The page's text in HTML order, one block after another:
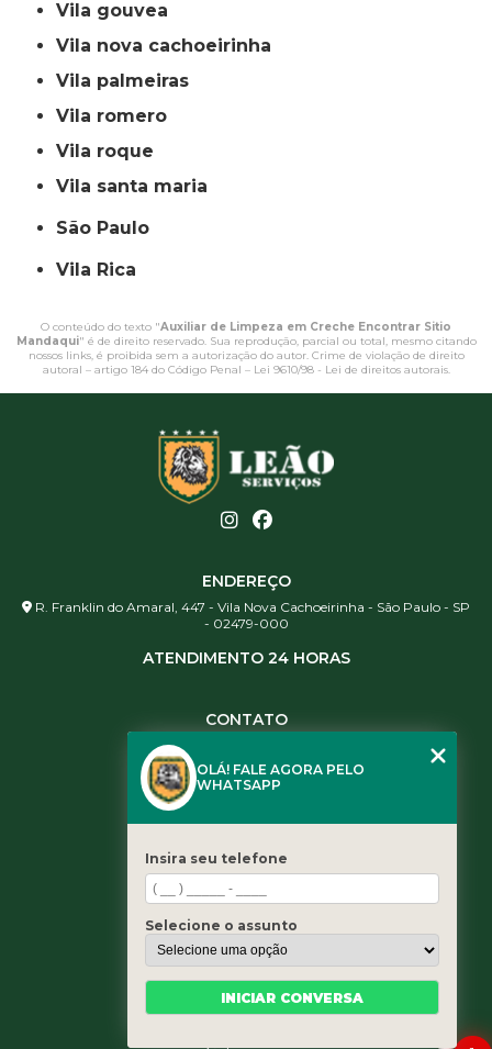
vila gouvea
vila nova cachoeirinha
vila palmeiras
vila romero
vila roque
vila santa maria
São Paulo
Vila Rica
O conteúdo do texto "Auxiliar de Limpeza em Creche Encontrar Sitio
Mandaqui" é de direito reservado. Sua reprodução, parcial ou total, mesmo citando
nossos links, é proibida sem a autorização do autor. Crime de violação de direito
autoral – artigo 184 do Código Penal – Lei 9610/98 - Lei de direitos autorais.
ENDEREÇO
R. Franklin do Amaral, 447 - Vila Nova Cachoeirinha - São Paulo - SP
- 02479-000
ATENDIMENTO 24 HORAS
CONTATO
(11) 3461-5871
contato@leaoservicos.com.br
Home
Quem somos
Serviços
Blog
OLÁ! FALE AGORA PELO
WHATSAPP
Insira seu telefone
Selecione o assunto
INICIAR CONVERSA